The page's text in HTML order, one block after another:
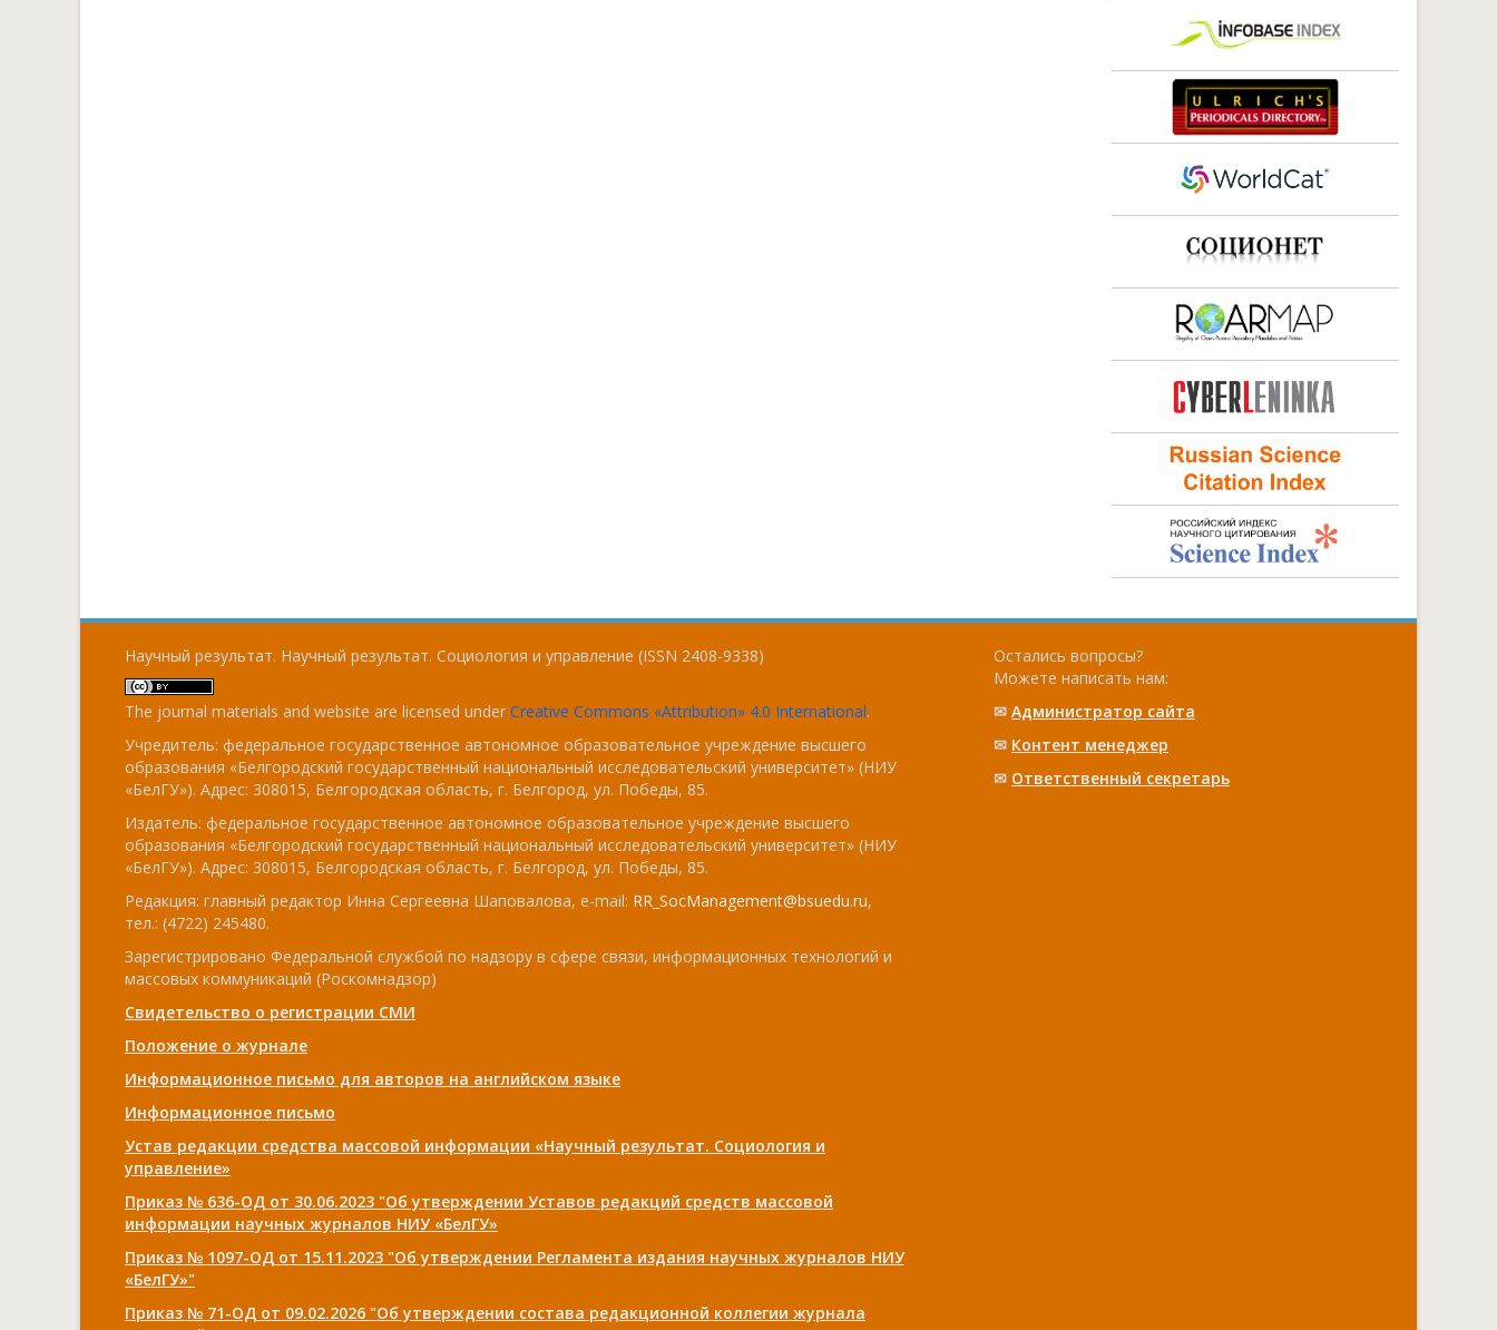
Научный результат. Научный результат. Социология и управление (ISSN 2408-9338)
The journal materials and website are licensed under Creative Commons «Attribution» 4.0 International.
Учредитель: федеральное государственное автономное образовательное учреждение высшего
образования «Белгородский государственный национальный исследовательский университет» (НИУ
«БелГУ»). Адрес: 308015, Белгородская область, г. Белгород, ул. Победы, 85.
Издатель: федеральное государственное автономное образовательное учреждение высшего
образования «Белгородский государственный национальный исследовательский университет» (НИУ
«БелГУ»). Адрес: 308015, Белгородская область, г. Белгород, ул. Победы, 85.
Редакция: главный редактор Инна Сергеевна Шаповалова, e-mail: RR_SocManagement@bsuedu.ru,
тел.: (4722) 245480.
Зарегистрировано Федеральной службой по надзору в сфере связи, информационных технологий и
массовых коммуникаций (Роскомнадзор)
Свидетельство о регистрации СМИ
Положение о журнале
Информационное письмо для авторов на английском языке
Информационное письмо
Устав редакции средства массовой информации «Научный результат. Социология и
управление»
Приказ № 636-ОД от 30.06.2023 "Об утверждении Уставов редакций средств массовой
информации научных журналов НИУ «БелГУ»
Приказ № 1097-ОД от 15.11.2023 "Об утверждении Регламента издания научных журналов НИУ
«БелГУ»"
Приказ № 71-ОД от 09.02.2026 "Об утверждении состава редакционной коллегии журнала
Остались вопросы?
Можете написать нам:
✉ Администратор сайта
✉ Контент менеджер
✉ Ответственный cекретарь